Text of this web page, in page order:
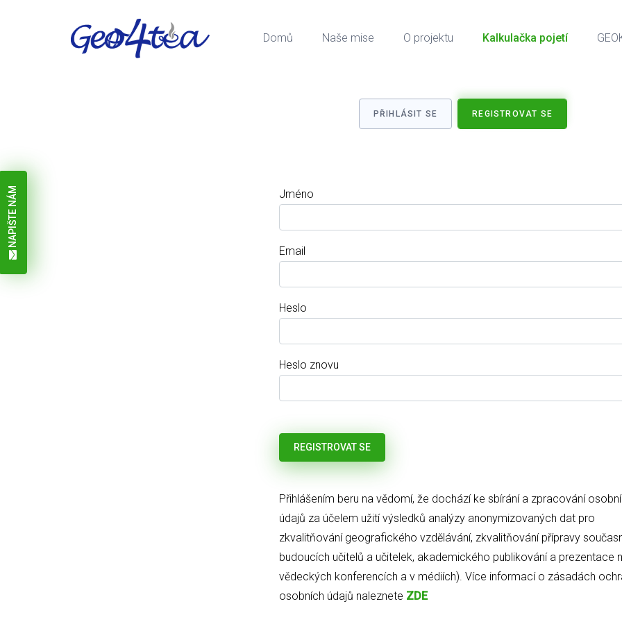
Domů Naše mise O projektu Kalkulačka pojetí
NAPIŠTE NÁM
PŘIHLÁSIT SE REGISTROVAT SE
Jméno
Email
Heslo
Heslo znovu
Přihlášením beru na vědomí, že dochází ke sbírání a zpracování
údajů za účelem užití výsledků analýzy anonymizovaných dat pro
zkvalitňování geografického vzdělávání, zkvalitňování přípravy
budoucích učitelů a učitelek, akademického publikování a prezentace
vědeckých konferencích a v médiích). Více informací o zásadách
osobních údajů naleznete ZDE